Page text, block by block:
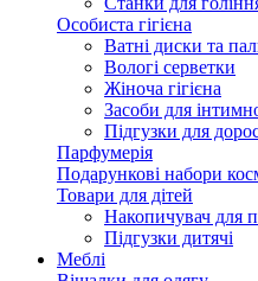
Особиста гігієна
Ватні диски та
Вологі серветки
Жіноча гігієна
Засоби для
Підгузки для
Парфумерія
Подарункові набори
Товари для дітей
Накопичувач для
Підгузки дитячі
Меблі